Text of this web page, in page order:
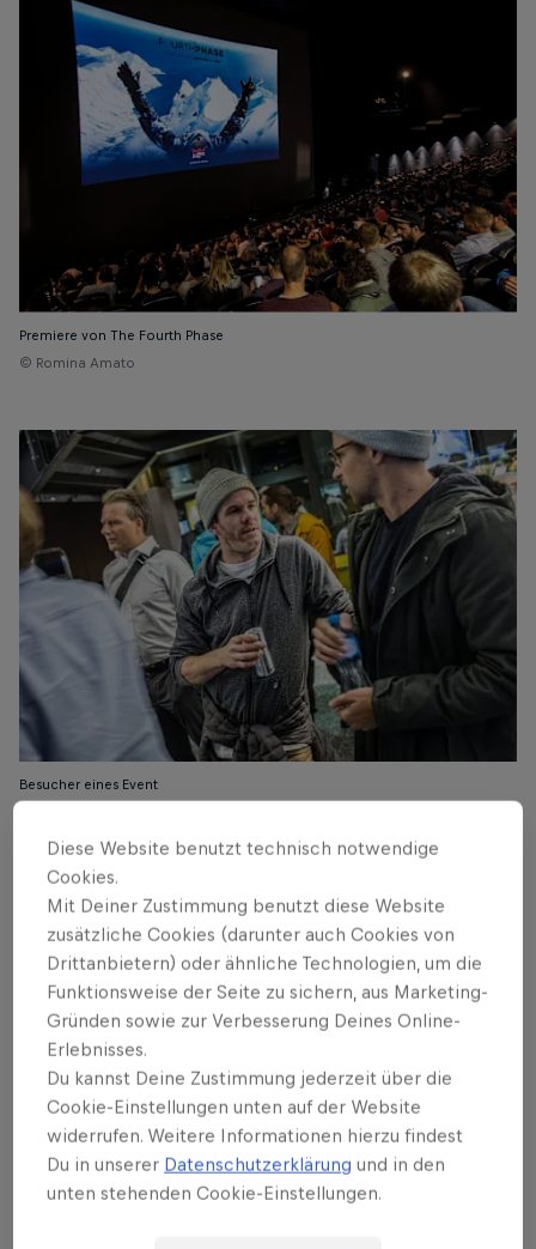
Premiere von The Fourth Phase
© Romina Amato
Besucher eines Event
Red Bull Air Race Ausstellung in der Media World
Diese Website benutzt technisch notwendige
Cookies.
Mit Deiner Zustimmung benutzt diese Website
zusätzliche Cookies (darunter auch Cookies von
Drittanbietern) oder ähnliche Technologien, um die
Funktionsweise der Seite zu sichern, aus Marketing-
Gründen sowie zur Verbesserung Deines Online-
Erlebnisses.
Du kannst Deine Zustimmung jederzeit über die
Cookie-Einstellungen unten auf der Website
widerrufen. Weitere Informationen hierzu findest
Du in unserer Datenschutzerklärung und in den
unten stehenden Cookie-Einstellungen.